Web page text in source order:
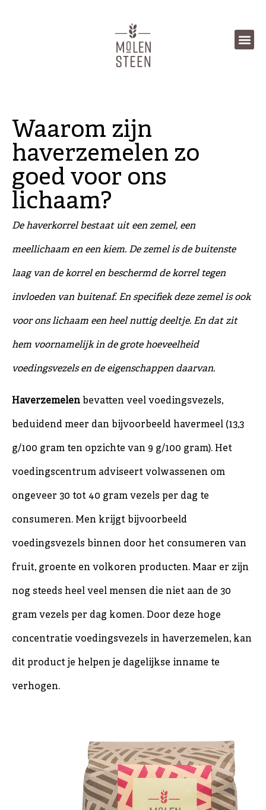
Waarom zijn
haverzemelen zo
goed voor ons
lichaam?
De haverkorrel bestaat uit een zemel, een
meellichaam en een kiem. De zemel is de buitenste
laag van de korrel en beschermd de korrel tegen
invloeden van buitenaf. En specifiek deze zemel is ook
voor ons lichaam een heel nuttig deeltje. En dat zit
hem voornamelijk in de grote hoeveelheid
voedingsvezels en de eigenschappen daarvan.
Haverzemelen bevatten veel voedingsvezels,
beduidend meer dan bijvoorbeeld havermeel (13,3
g/100 gram ten opzichte van 9 g/100 gram). Het
voedingscentrum adviseert volwassenen om
ongeveer 30 tot 40 gram vezels per dag te
consumeren. Men krijgt bijvoorbeeld
voedingsvezels binnen door het consumeren van
fruit, groente en volkoren producten. Maar er zijn
nog steeds heel veel mensen die niet aan de 30
gram vezels per dag komen. Door deze hoge
concentratie voedingsvezels in haverzemelen, kan
dit product je helpen je dagelijkse inname te
verhogen.